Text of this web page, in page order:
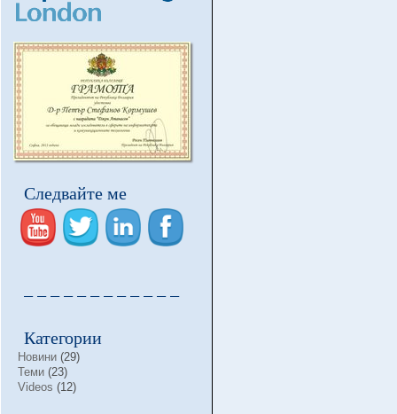
Следвайте ме
– – – – – – – – – – – –
Категории
Новини (29)
Теми (23)
Videos (12)